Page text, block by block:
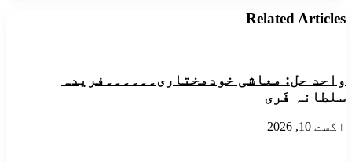
کردار
“کے
کے
درمیان
میں
غریب
عوام……
Related Articles
واحد حل: معاشی خودمختاری۔۔۔۔۔۔فریدہ
سلطانہ فَری
اگست 10, 2026